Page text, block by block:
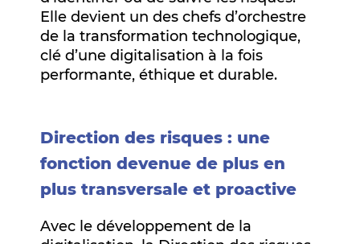
Elle devient un des chefs d’orchestre
de la transformation technologique,
clé d’une digitalisation à la fois
performante, éthique et durable.
Direction des risques : une
fonction devenue de plus en
plus transversale et proactive
Avec le développement de la